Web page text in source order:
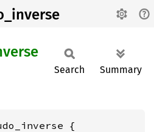
Search Summary
{